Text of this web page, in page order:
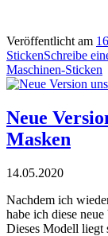
Veröffentlicht am
StickenSchreibe
Maschinen-Sticken
Neue
Masken
14.05.2020
Nachdem ich
habe ich diese
Dieses Modell liegt